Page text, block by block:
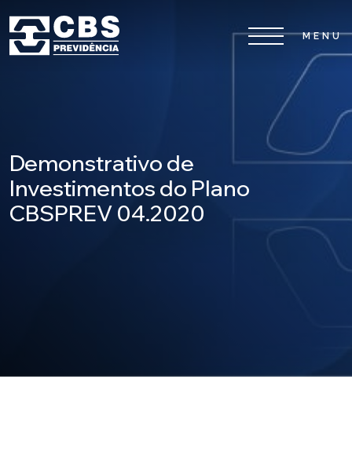
Planos
Investimentos
Demonstrativo de
Investimentos do Plano
CBSPREV 04.2020